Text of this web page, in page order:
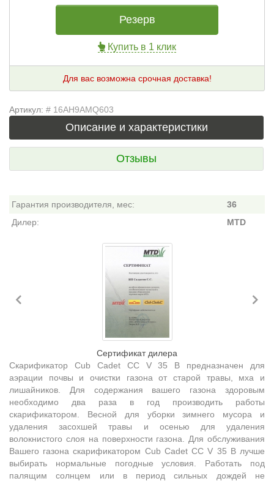
Резерв
Купить в 1 клик
Для вас возможна срочная доставка!
Артикул: # 16AH9AMQ603
Описание и характеристики
Отзывы
Гарантия производителя, мес:
36
Дилер:
MTD
Сертификат дилера
Скарификатор Cub Cadet CC V 35 B предназначен для
аэрации почвы и очистки газона от старой травы, мха и
лишайников. Для содержания вашего газона здоровым
необходимо два раза в год производить работы
скарификатором. Весной для уборки зимнего мусора и
удаления засохшей травы и осенью для удаления
волокнистого слоя на поверхности газона. Для обслуживания
Вашего газона скарификатором Cub Cadet CC V 35 B лучше
выбирать нормальные погодные условия. Работать под
палящим солнцем или в период сильных дождей не